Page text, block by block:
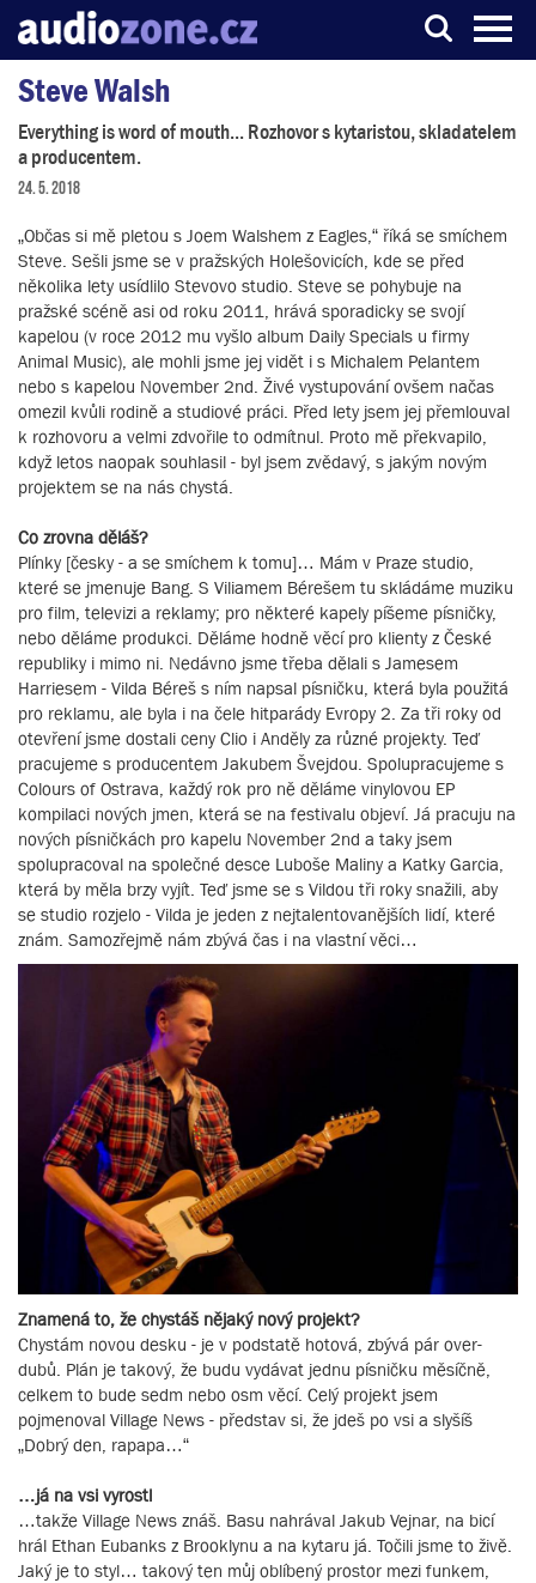
Server o digitálním zpracování zvuku
Steve Walsh
Everything is word of mouth... Rozhovor s kytaristou, skladatelem
a producentem.
24. 5. 2018
„Občas si mě pletou s Joem Walshem z Eagles,“ říká se smíchem
Steve. Sešli jsme se v pražských Holešovicích, kde se před
několika lety usídlilo Stevovo studio. Steve se pohybuje na
pražské scéně asi od roku 2011, hrává sporadicky se svojí
kapelou (v roce 2012 mu vyšlo album Daily Specials u firmy
Animal Music), ale mohli jsme jej vidět i s Michalem Pelantem
nebo s kapelou November 2nd. Živé vystupování ovšem načas
omezil kvůli rodině a studiové práci. Před lety jsem jej přemlouval
k rozhovoru a velmi zdvořile to odmítnul. Proto mě překvapilo,
když letos naopak souhlasil - byl jsem zvědavý, s jakým novým
projektem se na nás chystá.
Co zrovna děláš?
Plínky [česky - a se smíchem k tomu]… Mám v Praze studio,
které se jmenuje Bang. S Viliamem Bérešem tu skládáme muziku
pro film, televizi a reklamy; pro některé kapely píšeme písničky,
nebo děláme produkci. Děláme hodně věcí pro klienty z České
republiky i mimo ni. Nedávno jsme třeba dělali s Jamesem
Harriesem - Vilda Béreš s ním napsal písničku, která byla použitá
pro reklamu, ale byla i na čele hitparády Evropy 2. Za tři roky od
otevření jsme dostali ceny Clio i Anděly za různé projekty. Teď
pracujeme s producentem Jakubem Švejdou. Spolupracujeme s
Colours of Ostrava, každý rok pro ně děláme vinylovou EP
kompilaci nových jmen, která se na festivalu objeví. Já pracuju na
nových písničkách pro kapelu November 2nd a taky jsem
spolupracoval na společné desce Luboše Maliny a Katky Garcia,
která by měla brzy vyjít. Teď jsme se s Vildou tři roky snažili, aby
se studio rozjelo - Vilda je jeden z nejtalentovanějších lidí, které
znám. Samozřejmě nám zbývá čas i na vlastní věci…
Znamená to, že chystáš nějaký nový projekt?
Chystám novou desku - je v podstatě hotová, zbývá pár over-
dubů. Plán je takový, že budu vydávat jednu písničku měsíčně,
celkem to bude sedm nebo osm věcí. Celý projekt jsem
pojmenoval Village News - představ si, že jdeš po vsi a slyšíš
„Dobrý den, rapapa…“
…já na vsi vyrostl
…takže Village News znáš. Basu nahrával Jakub Vejnar, na bicí
hrál Ethan Eubanks z Brooklynu a na kytaru já. Točili jsme to živě.
Jaký je to styl… takový ten můj oblíbený prostor mezi funkem,